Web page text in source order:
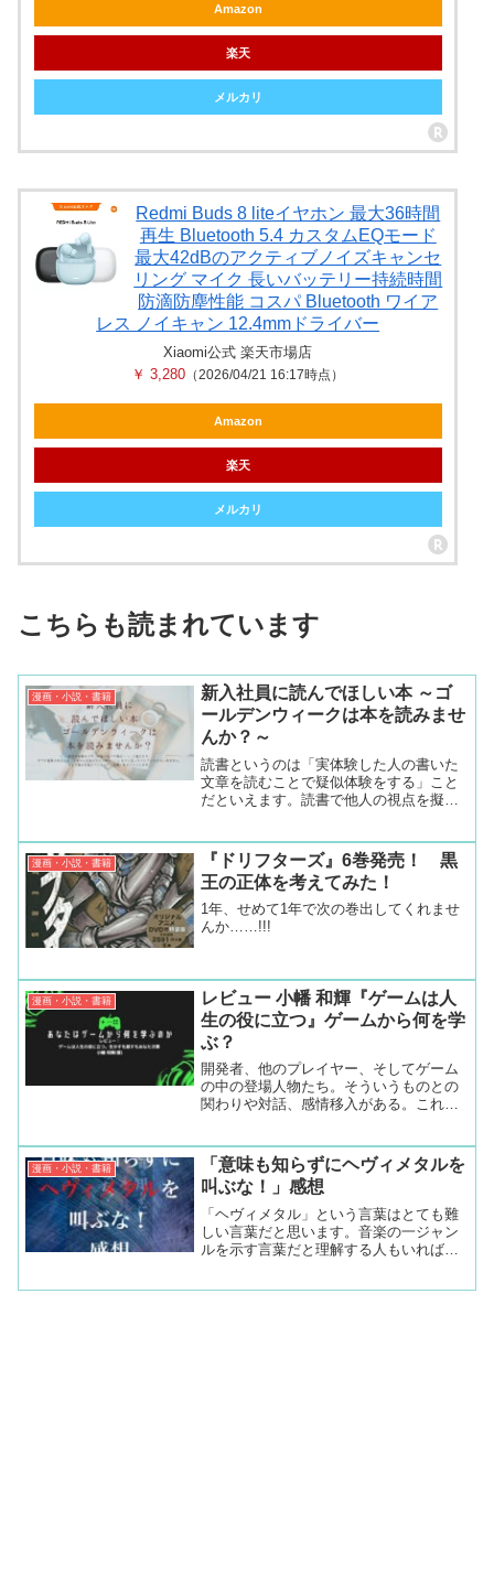
Amazon
楽天
メルカリ
Redmi Buds 8 liteイヤホン 最大36時間
再生 Bluetooth 5.4 カスタムEQモード
最大42dBのアクティブノイズキャンセ
リング マイク 長いバッテリー持続時間
防滴防塵性能 コスパ Bluetooth ワイア
レス ノイキャン 12.4mmドライバー
Xiaomi公式 楽天市場店
￥ 3,280 （2026/04/21 16:17時点）
Amazon
楽天
メルカリ
こちらも読まれています
漫画・小説・書籍
新入社員に読んでほしい本 ～ゴ
ールデンウィークは本を読みませ
んか？～
読書というのは「実体験した人の書いた
文章を読むことで疑似体験をする」こと
だといえます。読書で他人の視点を擬似
読書をすることにより、今の悩みを解決
するきっかけになることがあります。
漫画・小説・書籍
『ドリフターズ』6巻発売！ 黒
王の正体を考えてみた！
1年、せめて1年で次の巻出してくれませ
んか……!!!
漫画・小説・書籍
レビュー 小幡 和輝『ゲームは人
生の役に立つ』ゲームから何を学
ぶ？
開発者、他のプレイヤー、そしてゲーム
の中の登場人物たち。そういうものとの
関わりや対話、感情移入がある。これも
る。
漫画・小説・書籍
「意味も知らずにヘヴィメタルを
叫ぶな！」感想
「ヘヴィメタル」という言葉はとても難
しい言葉だと思います。音楽の一ジャン
ルを示す言葉だと理解する人もいれば、